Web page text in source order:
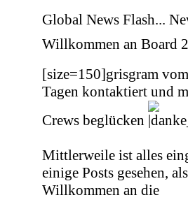
Global News Flash...
Willkommen an Board
[size=150]grisgram
Tagen kontaktiert und
Crews beglücken
Mittlerweile ist alles
einige Posts gesehen,
Willkommen an die